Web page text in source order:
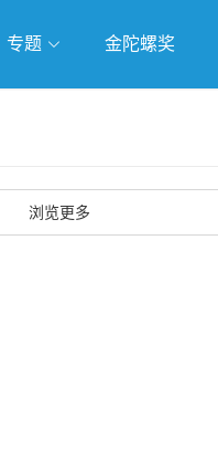
专题 金陀螺奖
浏览更多